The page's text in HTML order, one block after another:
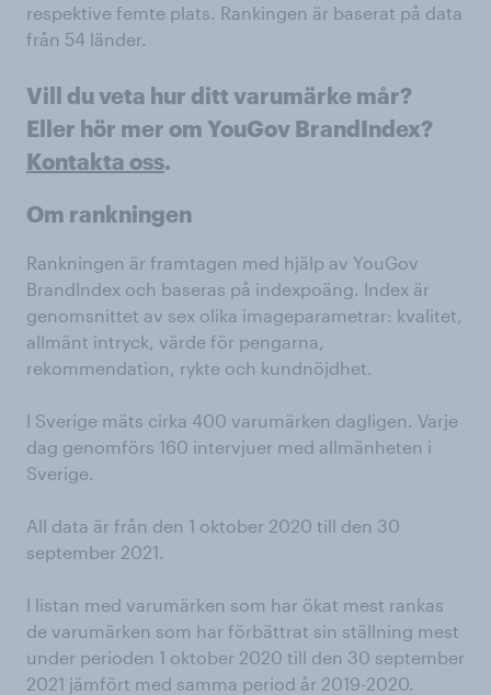
respektive femte plats. Rankingen är baserat på data
från 54 länder.
Vill du veta hur ditt varumärke mår?
Eller hör mer om YouGov BrandIndex?
Kontakta oss.
Om rankningen
Rankningen är framtagen med hjälp av YouGov
BrandIndex och baseras på indexpoäng. Index är
genomsnittet av sex olika imageparametrar: kvalitet,
allmänt intryck, värde för pengarna,
rekommendation, rykte och kundnöjdhet.
I Sverige mäts cirka 400 varumärken dagligen. Varje
dag genomförs 160 intervjuer med allmänheten i
Sverige.
All data är från den 1 oktober 2020 till den 30
september 2021.
I listan med varumärken som har ökat mest rankas
de varumärken som har förbättrat sin ställning mest
under perioden 1 oktober 2020 till den 30 september
2021 jämfört med samma period år 2019-2020.